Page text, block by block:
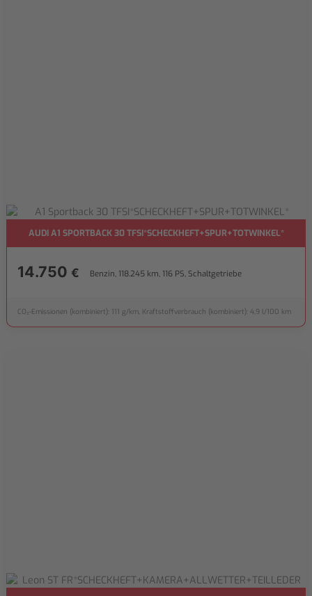
AUDI A1 SPORTBACK 30 TFSI*SCHECKHEFT+SPUR+TOTWINKEL*
14.750 € Benzin, 118.245 km, 116 PS, Schaltgetriebe
CO₂-Emissionen (kombiniert): 111 g/km, Kraftstoffverbrauch (kombiniert): 4,9 l/100 km